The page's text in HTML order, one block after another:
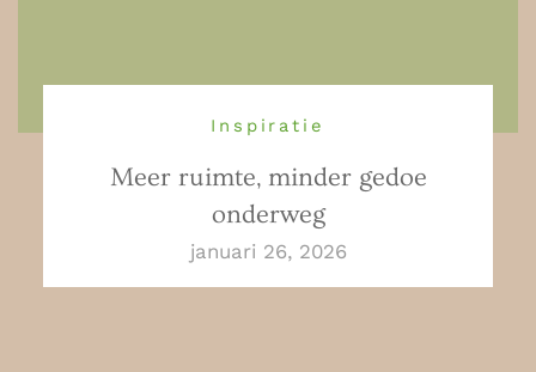
Inspiratie
Meer ruimte, minder gedoe
onderweg
januari 26, 2026